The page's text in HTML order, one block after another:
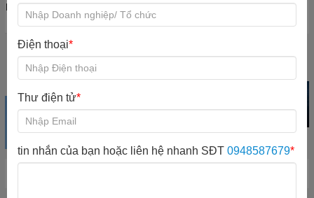
Nội quy quy định Mổ rộng khu vui
chơi
Khu vui chơi
trong nhà
Trampoline park Iti Game Giải trí
Điện thoại*
Thư điện tử*
tin nhắn của bạn hoặc liên hệ nhanh SĐT 0948587679*